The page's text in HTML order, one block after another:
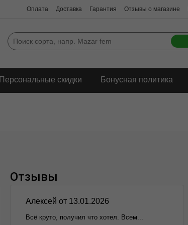
Оплата Доставка Гарантия Отзывы о магазине
Персональные скидки Бонусная политика
Отзывы
Алексей от 13.01.2026
Всё круто, получил что хотел. Всем...